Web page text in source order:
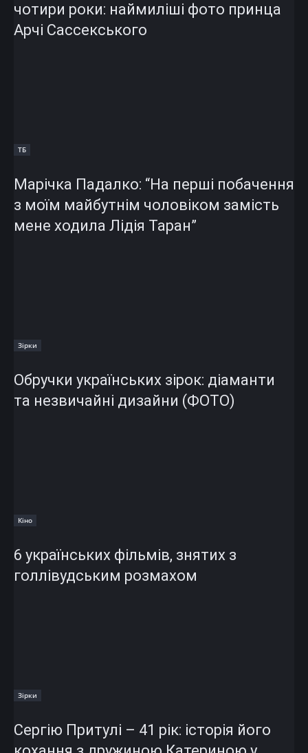
чотири роки: наймиліші фото принца
Арчі Сассекського
ТБ
Марічка Падалко: “На перші побачення
з моїм майбутнім чоловіком замість
мене ходила Лідія Таран”
Зірки
Обручки українських зірок: діаманти
та незвичайні дизайни (ФОТО)
Кіно
6 українських фільмів, знятих з
голлівудським розмахом
Зірки
Сергію Притулі – 41 рік: історія його